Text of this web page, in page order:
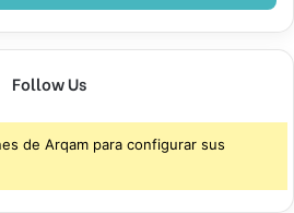
Follow Us
de Arqam para configurar sus